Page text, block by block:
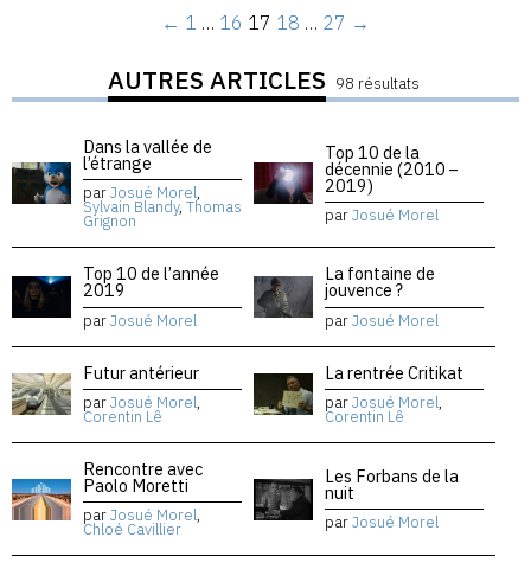
← 1 … 16 17 18 … 27 →
AUTRES ARTICLES 98 résultats
Dans la vallée de
l’étrange
parJosué Morel,
Sylvain Blandy, Thomas
Grignon
Top 10 de la
décennie (2010 –
2019)
parJosué Morel
Top 10 de l’année
2019
parJosué Morel
La fontaine de
jouvence ?
parJosué Morel
Futur antérieur
parJosué Morel,
Corentin Lê
La rentrée Critikat
parJosué Morel,
Corentin Lê
Rencontre avec
Paolo Moretti
parJosué Morel,
Chloé Cavillier
Les Forbans de la
nuit
parJosué Morel